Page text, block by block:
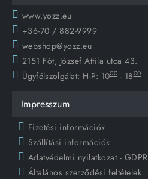
www.yozz.eu
+36-70 / 882-9999
webshop@yozz.eu
2151 Fót, József Attila utca 43.
Ügyfélszolgálat: H-P: 1000 - 1800
Impresszum
Fizetési információk
Szállítási információk
Adatvédelmi nyilatkozat - GDPR
Általános szerződési feltételek